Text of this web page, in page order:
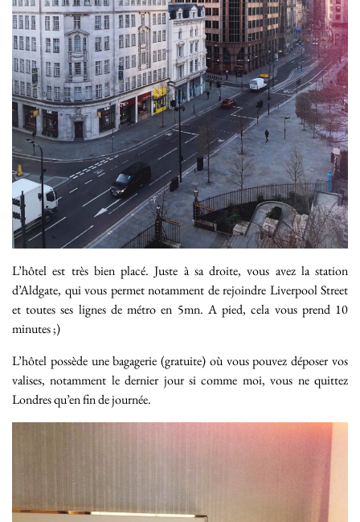
L’hôtel est très bien placé. Juste à sa droite, vous avez la station
d’Aldgate, qui vous permet notamment de rejoindre Liverpool Street
et toutes ses lignes de métro en 5mn. A pied, cela vous prend 10
minutes ;)
L’hôtel possède une bagagerie (gratuite) où vous pouvez déposer vos
valises, notamment le dernier jour si comme moi, vous ne quittez
Londres qu’en fin de journée.